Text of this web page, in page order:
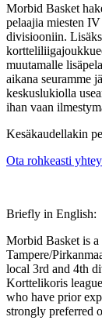
Morbid Basket
pelaajia miesten
divisiooniin.
muutamalle
aikana seuramme
keskuslukiolla
ihan vaan
Kesäkaudellakin
Ota rohkeasti
Briefly in English:
Morbid Basket is
Tampere/
local 3rd and 4th
Korttelikoris
who have prior
strongly preferred